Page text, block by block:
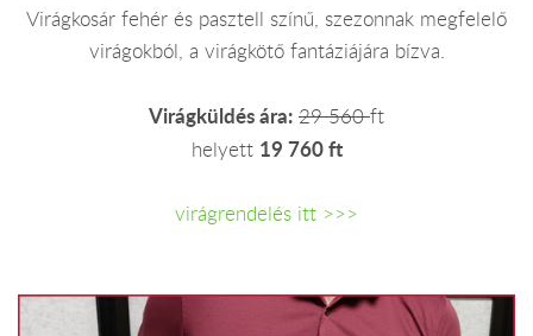
Virágkosár fehér és pasztell színű, szezonnak megfelelő
virágokból, a virágkötő fantáziájára bízva.
Virágküldés ára: 29 560ft
helyett 19 760 ft
virágrendelés itt >>>